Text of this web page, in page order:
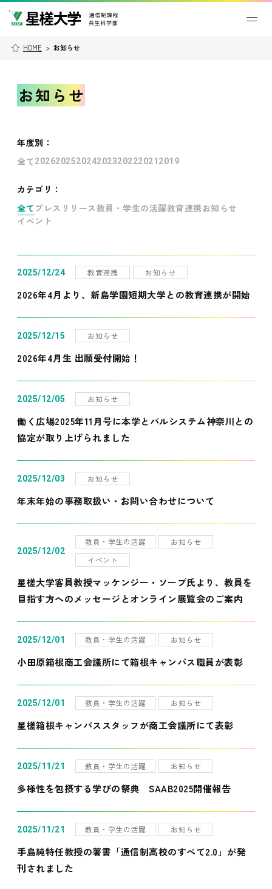
HOME > お知らせ
お知らせ
年度別 ：
全て202620252024202320222021 2019
カテゴリ：
全て プレスリリース教員・学生の活躍教育連携お知らせ
イベント
2025/12/24 教育連携 お知らせ
2026年4月より、新島学園短期大学との教育連携が開始
2025/12/15 お知らせ
2026年4月生 出願受付開始！
2025/12/05 お知らせ
働く広場2025年11月号に本学とパルシステム神奈川との
協定が取り上げられました
2025/12/03 お知らせ
年末年始の事務取扱い・お問い合わせについて
2025/12/02
教員・学生の活躍
お知らせ
イベント
星槎大学客員教授マッケンジー・ソープ氏より、教員を
目指す方へのメッセージとオンライン展覧会のご案内
2025/12/01 教員・学生の活躍 お知らせ
小田原箱根商工会議所にて箱根キャンパス職員が表彰
2025/12/01 教員・学生の活躍 お知らせ
星槎箱根キャンパススタッフが商工会議所にて表彰
2025/11/21 教員・学生の活躍 お知らせ
多様性を包摂する学びの祭典 SAAB2025開催報告
2025/11/21 教員・学生の活躍 お知らせ
手島純特任教授の著書「通信制高校のすべて2.0」が発
刊されました